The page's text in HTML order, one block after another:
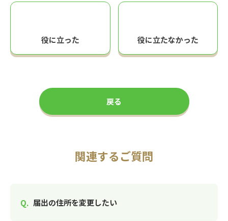
役に立った 役に立たなかった
戻る
関連するご質問
届出の住所を変更したい